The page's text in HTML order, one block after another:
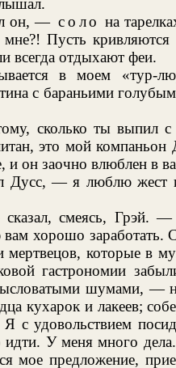
он, —соло на
Пусть
всегда отдыхают феи.
в моем «тур-
с бараньими
сколько ты выпил
это мой компаньон
и он заочно влюблен в
— я люблю жест и
смеясь, Грэй. —
хорошо заработать.
мертвецов, которые в
гастрономии
шумами, —
кухарок и лакеев;
Я с удовольствием
У меня много
мое предложение,